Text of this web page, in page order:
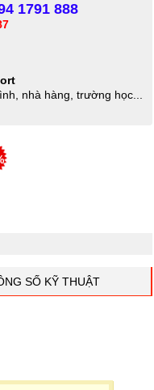
1791 888
nhà hàng, trường học...
SỐ KỸ THUẬT